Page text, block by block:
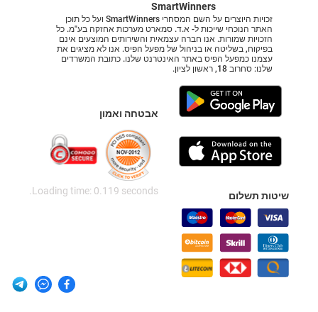
SmartWinners
זכויות היוצרים על השם המסחרי SmartWinners ועל כל תוכן
האתר הנוכחי שייכות ל- א.ד. סמארט מערכות אחזקה בע"מ. כל
הזכויות שמורות. אנו חברה עצמאית והשירותים המוצעים אינם
בפיקוח, בשליטה או בניהול של מפעל הפיס. אנו לא מציגים את
עצמנו כמפעל הפיס באתר האינטרנט שלנו. כתובת המשרדים
שלנו: סחרוב 18, ראשון לציון.
שיטות תשלום
אבטחה ואמון
Loading time: 0.119 seconds.